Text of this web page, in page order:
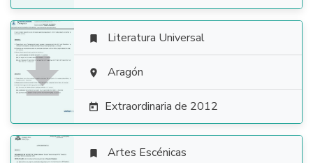

 Literatura Universal
 Aragón
 Extraordinaria de 2012
 Artes Escénicas